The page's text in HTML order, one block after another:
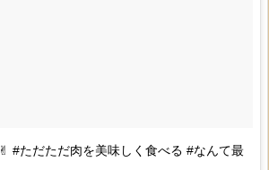
✌︎ #ただただ肉を美味しく食べる #なんて最